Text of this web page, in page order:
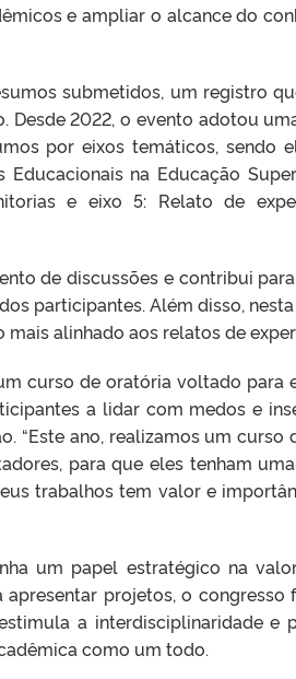
e ampliar o alcance do
submetidos, um registro
Desde 2022, o evento adotou
por eixos temáticos, sendo
Educacionais na Educação
e eixo 5: Relato de
de discussões e contribui
participantes. Além disso,
alinhado aos relatos de
curso de oratória voltado para
a lidar com medos e
“Este ano, realizamos um curso
para que eles tenham
trabalhos tem valor e
um papel estratégico na
projetos, o congresso
a interdisciplinaridade e
como um todo.